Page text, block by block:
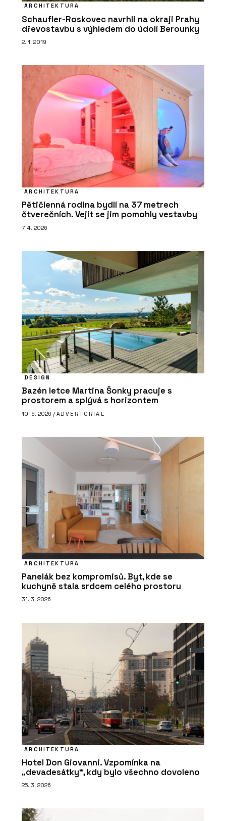
ARCHITEKTURA
Schaufler-Roskovec navrhli na okraji Prahy
dřevostavbu s výhledem do údolí Berounky
2. 1. 2019
ARCHITEKTURA
Pětičlenná rodina bydlí na 37 metrech
čtverečních. Vejít se jim pomohly vestavby
7. 4. 2026
DESIGN
Bazén letce Martina Šonky pracuje s
prostorem a splývá s horizontem
10. 6. 2026 / ADVERTORIAL
ARCHITEKTURA
Panelák bez kompromisů. Byt, kde se
kuchyně stala srdcem celého prostoru
31. 3. 2026
ARCHITEKTURA
Hotel Don Giovanni. Vzpomínka na
„devadesátky“, kdy bylo všechno dovoleno
25. 3. 2026